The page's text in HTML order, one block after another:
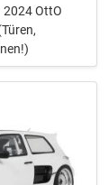
2024 OttO